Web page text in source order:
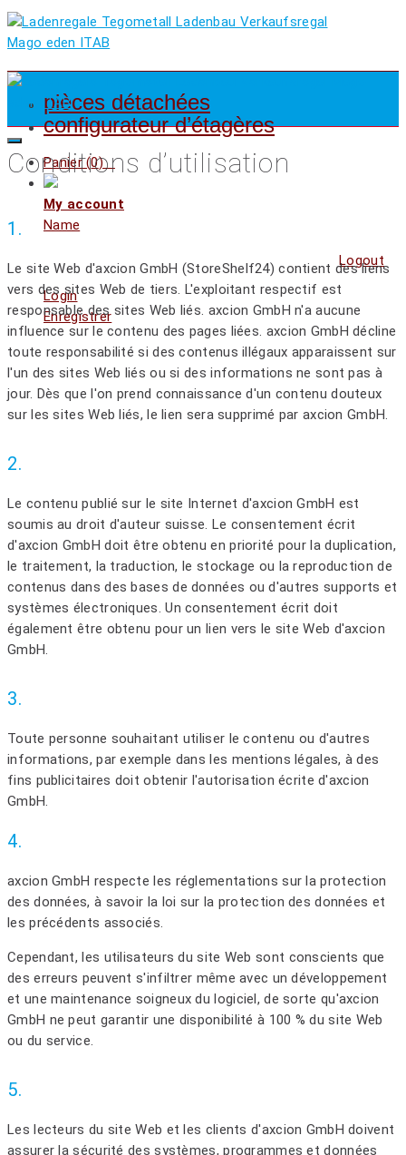
pièces détachées
configurateur d’étagères
Panier (0)
My account
Name
Logout
Login
Enregistrer
Conditions d’utilisation
1.
Le site Web d'axcion GmbH (StoreShelf24) contient des liens
vers des sites Web de tiers. L'exploitant respectif est
responsable des sites Web liés. axcion GmbH n'a aucune
influence sur le contenu des pages liées. axcion GmbH décline
toute responsabilité si des contenus illégaux apparaissent sur
l'un des sites Web liés ou si des informations ne sont pas à
jour. Dès que l'on prend connaissance d'un contenu douteux
sur les sites Web liés, le lien sera supprimé par axcion GmbH.
2.
Le contenu publié sur le site Internet d'axcion GmbH est
soumis au droit d'auteur suisse. Le consentement écrit
d'axcion GmbH doit être obtenu en priorité pour la duplication,
le traitement, la traduction, le stockage ou la reproduction de
contenus dans des bases de données ou d'autres supports et
systèmes électroniques. Un consentement écrit doit
également être obtenu pour un lien vers le site Web d'axcion
GmbH.
3.
Toute personne souhaitant utiliser le contenu ou d'autres
informations, par exemple dans les mentions légales, à des
fins publicitaires doit obtenir l'autorisation écrite d'axcion
GmbH.
4.
axcion GmbH respecte les réglementations sur la protection
des données, à savoir la loi sur la protection des données et
les précédents associés.
Cependant, les utilisateurs du site Web sont conscients que
des erreurs peuvent s'infiltrer même avec un développement
et une maintenance soigneux du logiciel, de sorte qu'axcion
GmbH ne peut garantir une disponibilité à 100 % du site Web
ou du service.
5.
Les lecteurs du site Web et les clients d'axcion GmbH doivent
assurer la sécurité des systèmes, programmes et données